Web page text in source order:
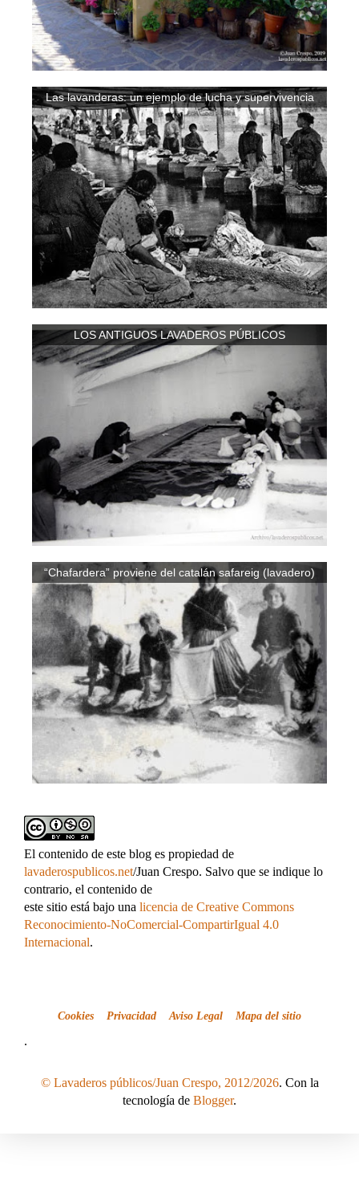
Las lavanderas: un ejemplo de lucha y supervivencia
LOS ANTIGUOS LAVADEROS PÚBLICOS
“Chafardera” proviene del catalán safareig (lavadero)
El contenido de este blog es propiedad de
lavaderospublicos.net/Juan Crespo. Salvo que se indique lo
contrario, el contenido de
este sitio está bajo una licencia de Creative Commons
Reconocimiento-NoComercial-CompartirIgual 4.0
Internacional.
Cookies Privacidad Aviso Legal Mapa del sitio
.
© Lavaderos públicos/Juan Crespo, 2012/2026. Con la
tecnología de Blogger.